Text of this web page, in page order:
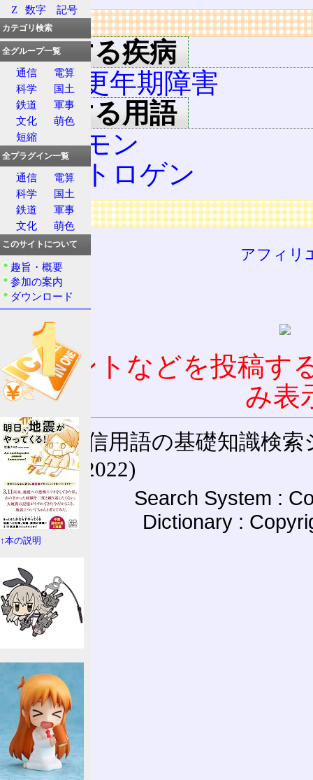
リンク
関連する疾病
男性更年期障害
関連する用語
ホルモン
エストロゲン
広告
アフィリ
コメントなどを投稿す
み表
通信用語の基礎知識検索
(27-May-2022)
Search System :
Dictionary :
Z
数字 記号
カテゴリ検索
全グループ一覧
通信
電算
科学
国土
鉄道
軍事
文化
萌色
短縮
全プラグイン一覧
通信
電算
科学
国土
鉄道
軍事
文化
萌色
このサイトについて
趣旨・概要
参加の案内
ダウンロード
↑本の説明